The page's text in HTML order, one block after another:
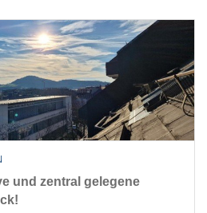
und zentral gelegene